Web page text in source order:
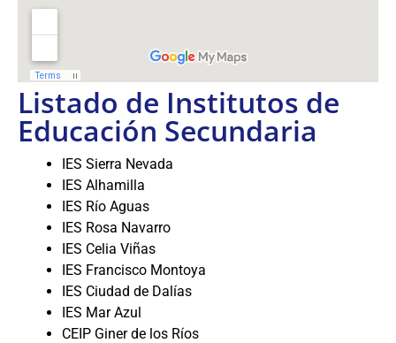
Listado de Institutos de
Educación Secundaria
IES Sierra Nevada
IES Alhamilla
IES Río Aguas
IES Rosa Navarro
IES Celia Viñas
IES Francisco Montoya
IES Ciudad de Dalías
IES Mar Azul
CEIP Giner de los Ríos